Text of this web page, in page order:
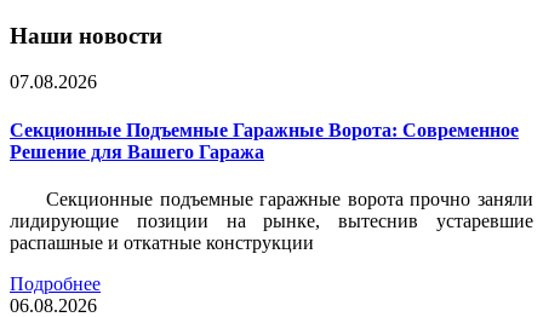
Наши новости
07.08.2026
Секционные Подъемные Гаражные Ворота: Современное
Решение для Вашего Гаража
Секционные подъемные гаражные ворота прочно заняли
лидирующие позиции на рынке, вытеснив устаревшие
распашные и откатные конструкции
Подробнее
06.08.2026